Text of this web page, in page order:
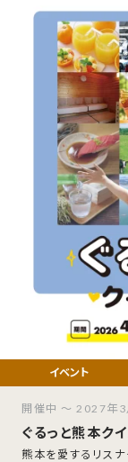
ぐるっと熊本ク
熊本を愛するリスナ
開催中 ～ 2027年